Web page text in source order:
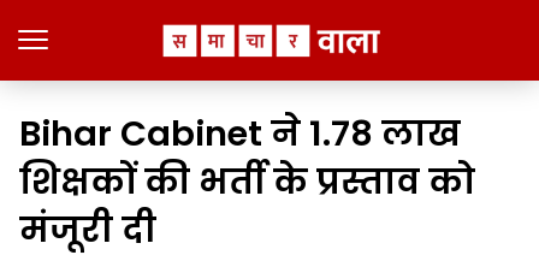
Bihar Cabinet ने 1.78 लाख
शिक्षकों की भर्ती के प्रस्ताव को
मंजूरी दी